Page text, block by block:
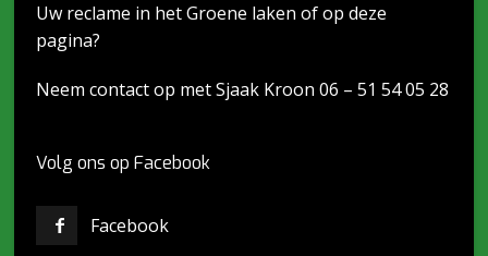
Uw reclame in het Groene laken of op deze
pagina?
Neem contact op met Sjaak Kroon 06 – 51 54 05 28
Volg ons op Facebook
Facebook